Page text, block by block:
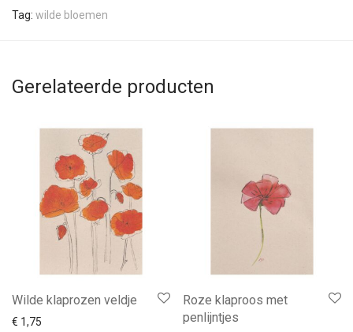
Tag: wilde bloemen
Gerelateerde producten
Wilde klaprozen veldje
€ 1,75
Roze klaproos met
penlijntjes